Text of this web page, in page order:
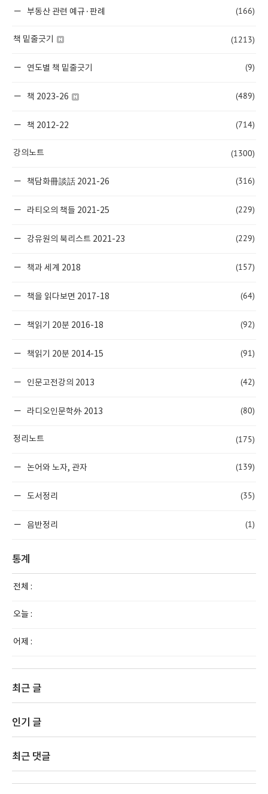
부동산 관련 예규·판례 (166)
책 밑줄긋기 (1213)
연도별 책 밑줄긋기 (9)
책 2023-26 (489)
책 2012-22 (714)
강의노트 (1300)
책담화冊談話 2021-26 (316)
라티오의 책들 2021-25 (229)
강유원의 북리스트 2021-23 (229)
책과 세계 2018 (157)
책을 읽다보면 2017-18 (64)
책읽기 20분 2016-18 (92)
책읽기 20분 2014-15 (91)
인문고전강의 2013 (42)
라디오인문학外 2013 (80)
정리노트 (175)
논어와 노자, 관자 (139)
도서정리 (35)
음반정리 (1)
통계
전체 :
오늘 :
어제 :
최근 글
인기 글
최근 댓글